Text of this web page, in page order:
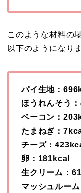
このような材料の
以下のようになりま
パイ生地：
ほうれんそう
ベーコン：
たまねぎ：
チーズ：
卵：181kcal
生クリーム：
マッシュルー